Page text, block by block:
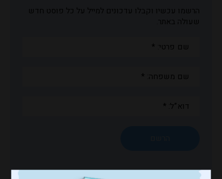
הרשמו עכשיו וקבלו עדכונים למייל על כל פוסט חדש
שעולה באתר.
פרטי:
משפחה:
דוא”ל: